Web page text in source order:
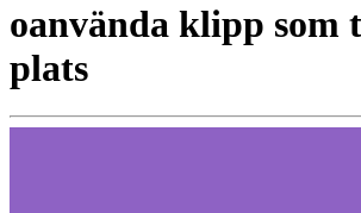
oanvända klipp som
plats